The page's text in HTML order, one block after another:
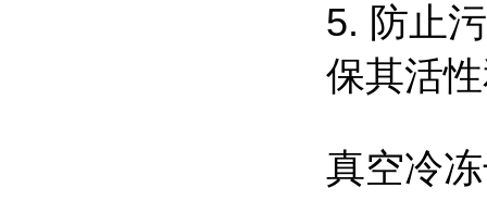
5. 防止
保其活
真空冷